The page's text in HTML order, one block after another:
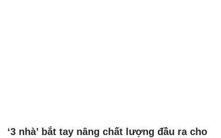
‘3 nhà’ bắt tay nâng chất lượng đầu ra cho